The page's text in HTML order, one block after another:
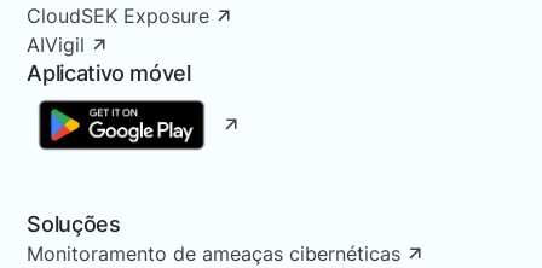
CloudSEK Exposure
AIVigil
Aplicativo móvel
Soluções
Monitoramento de ameaças cibernéticas